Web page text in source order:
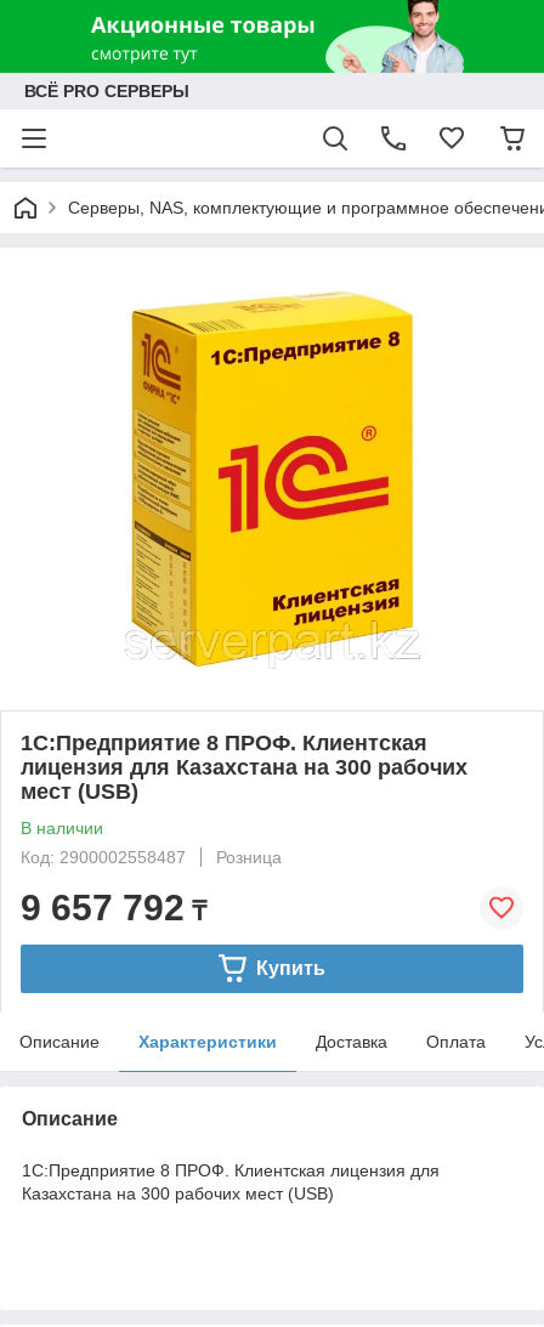
ВСЁ PRO СЕРВЕРЫ
Серверы, NAS, комплектующие и программное
1С:Предприятие 8 ПРОФ. Клиентская
лицензия для Казахстана на 300 рабочих
мест (USB)
В наличии
Код: 2900002558487
Розница
9 657 792 ₸
Купить
Описание Характеристики Доставка Оплата
Описание
1С:Предприятие 8 ПРОФ. Клиентская лицензия для
Казахстана на 300 рабочих мест (USB)